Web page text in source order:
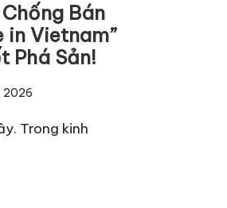
Bán
in Vietnam”
Phá Sản!
2026
Trong kinh